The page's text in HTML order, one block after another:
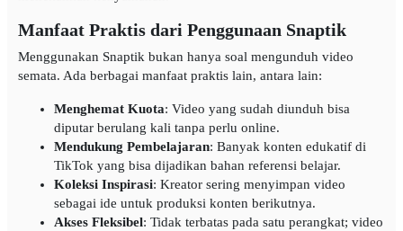
Manfaat Praktis dari Penggunaan Snaptik
Menggunakan Snaptik bukan hanya soal mengunduh video
semata. Ada berbagai manfaat praktis lain, antara lain:
Menghemat Kuota: Video yang sudah diunduh bisa
diputar berulang kali tanpa perlu online.
Mendukung Pembelajaran: Banyak konten edukatif di
TikTok yang bisa dijadikan bahan referensi belajar.
Koleksi Inspirasi: Kreator sering menyimpan video
sebagai ide untuk produksi konten berikutnya.
Akses Fleksibel: Tidak terbatas pada satu perangkat; video